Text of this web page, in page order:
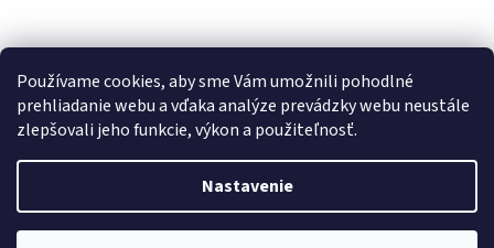
Používame cookies, aby sme Vám umožnili pohodlné
prehliadanie webu a vďaka analýze prevádzky webu neustále
zlepšovali jeho funkcie, výkon a použiteľnosť.
Nastavenie
Copyright 2026HomeSystem.sk. Všetky práva vyhradené.Upraviť